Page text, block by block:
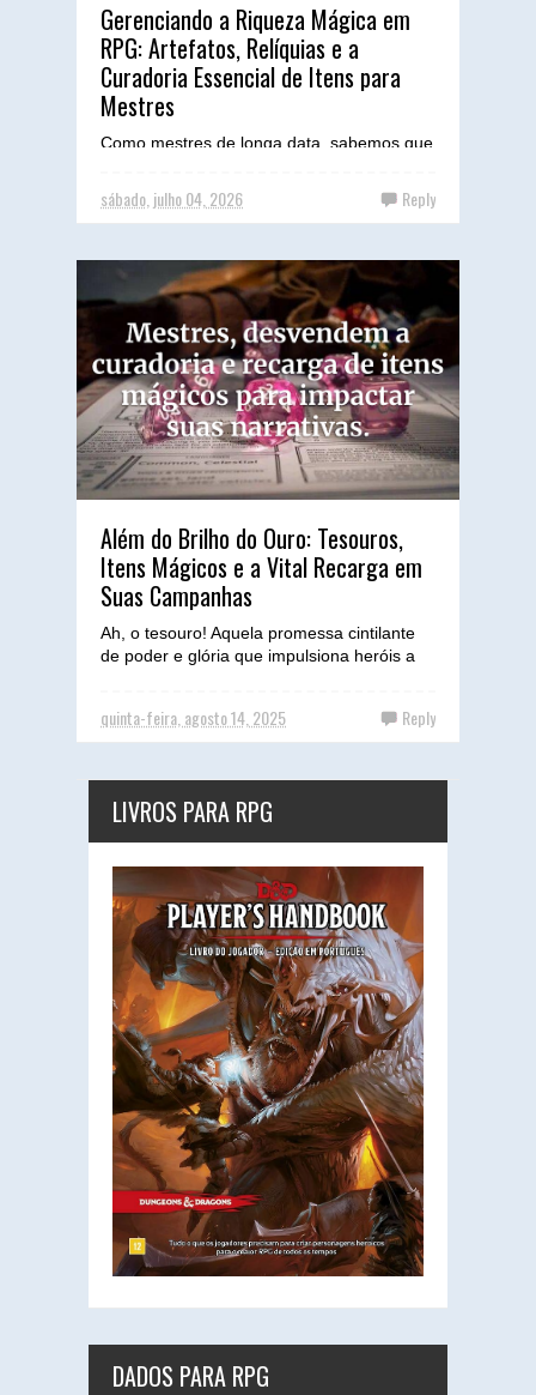
Gerenciando a Riqueza Mágica em
RPG: Artefatos, Relíquias e a
Curadoria Essencial de Itens para
Mestres
Como mestres de longa data, sabemos que
reside apenas nas tramas complexas ou
nos vilões aterrorizantes, m...
sábado, julho 04, 2026 Reply
Além do Brilho do Ouro: Tesouros,
Itens Mágicos e a Vital Recarga em
Suas Campanhas
Ah, o tesouro! Aquela promessa cintilante
de poder e glória que impulsiona heróis a
quinta-feira, agosto 14, 2025 Reply
LIVROS PARA RPG
DADOS PARA RPG